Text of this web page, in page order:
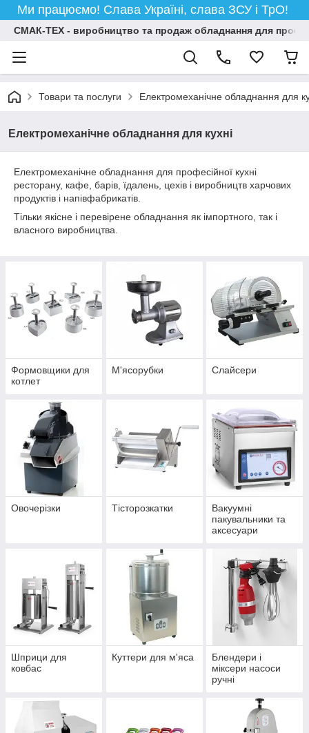
Ми працюємо! Слава Україні, слава ЗСУ і ТрО!
СМАК-ТЕХ - виробництво та продаж обладнання для
Товари та послуги Електромеханічне обладнання для
Електромеханічне обладнання для кухні
Електромеханічне обладнання для професійної кухні
ресторану, кафе, барів, їдалень, цехів і виробництв харчових
продуктів і напівфабрикатів.
Тільки якісне і перевірене обладнання як імпортного, так і
власного виробництва.
Формовщики для
котлет
М'ясорубки Слайсери
Овочерізки Тісторозкатки
Вакуумні
пакувальники та
аксесуари
Шприци для
ковбас
Куттери для м'яса
Блендери і
міксери насоси
ручні